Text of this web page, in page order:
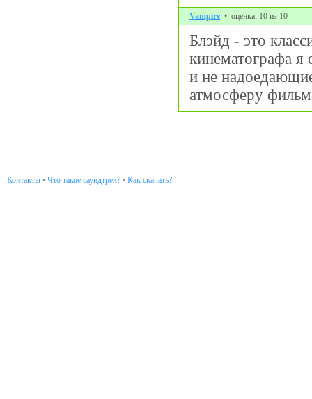
Vampire • оценка: 10 из 10
Блэйд - это
кинематографа
и не
атмосферу
Контакты • Что такое саундтрек? • Как скачать?